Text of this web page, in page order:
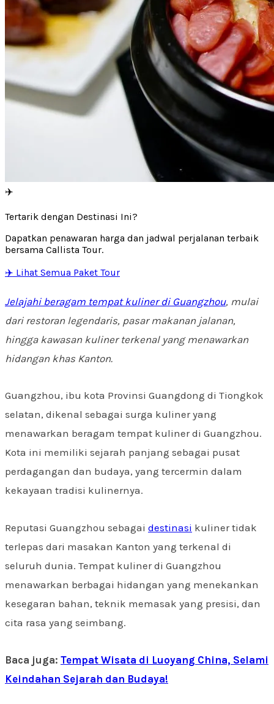
✈️
Tertarik dengan Destinasi Ini?
Dapatkan penawaran harga dan jadwal perjalanan terbaik
bersama Callista Tour.
✈️ Lihat Semua Paket Tour
Jelajahi beragam tempat kuliner di Guangzhou, mulai
dari restoran legendaris, pasar makanan jalanan,
hingga kawasan kuliner terkenal yang menawarkan
hidangan khas Kanton.
Guangzhou, ibu kota Provinsi Guangdong di Tiongkok
selatan, dikenal sebagai surga kuliner yang
menawarkan beragam tempat kuliner di Guangzhou.
Kota ini memiliki sejarah panjang sebagai pusat
perdagangan dan budaya, yang tercermin dalam
kekayaan tradisi kulinernya.
Reputasi Guangzhou sebagai destinasi kuliner tidak
terlepas dari masakan Kanton yang terkenal di
seluruh dunia. Tempat kuliner di Guangzhou
menawarkan berbagai hidangan yang menekankan
kesegaran bahan, teknik memasak yang presisi, dan
cita rasa yang seimbang.
Baca juga: Tempat Wisata di Luoyang China, Selami
Keindahan Sejarah dan Budaya!